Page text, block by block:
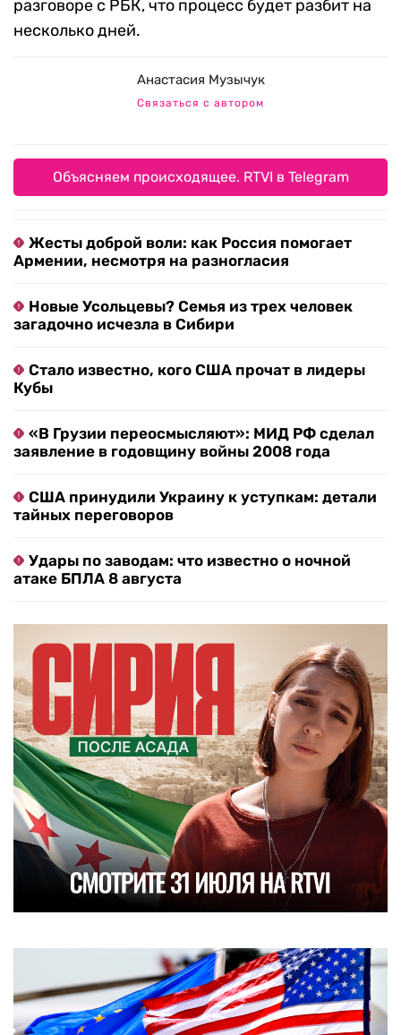
разговоре с РБК, что процесс будет разбит на
несколько дней.
Анастасия Музычук
Связаться с автором
Объясняем происходящее. RTVI в Telegram
Жесты доброй воли: как Россия помогает
Армении, несмотря на разногласия
Новые Усольцевы? Семья из трех человек
загадочно исчезла в Сибири
Стало известно, кого США прочат в лидеры
Кубы
«В Грузии переосмысляют»: МИД РФ сделал
заявление в годовщину войны 2008 года
США принудили Украину к уступкам: детали
тайных переговоров
Удары по заводам: что известно о ночной
атаке БПЛА 8 августа